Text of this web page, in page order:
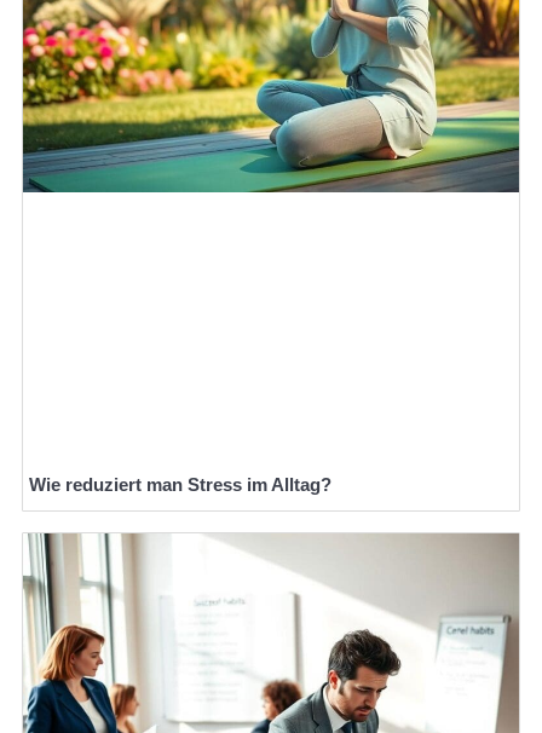
Wie reduziert man Stress im Alltag?